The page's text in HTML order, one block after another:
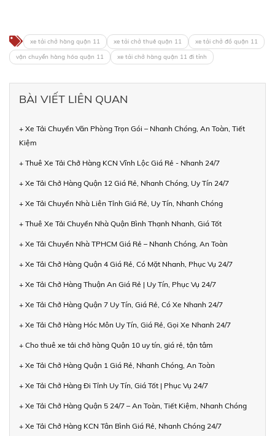
xe tải chở hàng quận 11 xe tải chở thuê quận 11
xe tải chở đồ quận 11
vận chuyển hàng hóa quận 11
xe tải chở hàng quận 11 đi tỉnh
BÀI VIẾT LIÊN QUAN
+ Xe Tải Chuyển Văn Phòng Trọn Gói – Nhanh Chóng, An Toàn, Tiết
Kiệm
+ Thuê Xe Tải Chở Hàng KCN Vĩnh Lộc Giá Rẻ - Nhanh 24/7
+ Xe Tải Chở Hàng Quận 12 Giá Rẻ, Nhanh Chóng, Uy Tín 24/7
+ Xe Tải Chuyển Nhà Liên Tỉnh Giá Rẻ, Uy Tín, Nhanh Chóng
+ Thuê Xe Tải Chuyển Nhà Quận Bình Thạnh Nhanh, Giá Tốt
+ Xe Tải Chuyển Nhà TPHCM Giá Rẻ – Nhanh Chóng, An Toàn
+ Xe Tải Chở Hàng Quận 4 Giá Rẻ, Có Mặt Nhanh, Phục Vụ 24/7
+ Xe Tải Chở Hàng Thuận An Giá Rẻ | Uy Tín, Phục Vụ 24/7
+ Xe Tải Chở Hàng Quận 7 Uy Tín, Giá Rẻ, Có Xe Nhanh 24/7
+ Xe Tải Chở Hàng Hóc Môn Uy Tín, Giá Rẻ, Gọi Xe Nhanh 24/7
+ Cho thuê xe tải chở hàng Quận 10 uy tín, giá rẻ, tận tâm
+ Xe Tải Chở Hàng Quận 1 Giá Rẻ, Nhanh Chóng, An Toàn
+ Xe Tải Chở Hàng Đi Tỉnh Uy Tín, Giá Tốt | Phục Vụ 24/7
+ Xe Tải Chở Hàng Quận 5 24/7 – An Toàn, Tiết Kiệm, Nhanh Chóng
+ Xe Tải Chở Hàng KCN Tân Bình Giá Rẻ, Nhanh Chóng 24/7